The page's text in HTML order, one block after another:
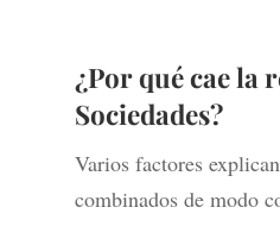
¿Por qué cae la
Sociedades?
Varios factores
combinados de modo